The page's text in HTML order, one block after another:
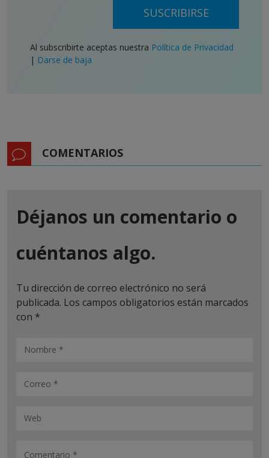
SUSCRIBIRSE
Al subscribirte aceptas nuestra Política de Privacidad
| Darse de baja
COMENTARIOS
Déjanos un comentario o
cuéntanos algo.
Tu dirección de correo electrónico no será
publicada. Los campos obligatorios están marcados
con *